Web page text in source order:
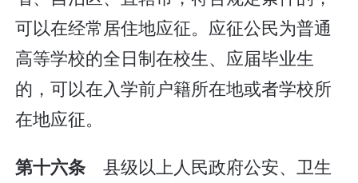
可以在经常居住地应征。应征公民为普通
高等学校的全日制在校生、应届毕业生
的，可以在入学前户籍所在地或者学校所
在地应征。
第十六条 县级以上人民政府公安、卫生